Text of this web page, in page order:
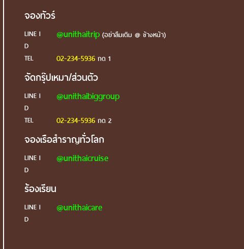
จองทัวร์
LINE I
D
@unithaitrip(อย่าลืมเติม @ ข้างหน้า)
TEL 02-234-5936กด 1
จัดกรุ๊ปเหมา/ส่วนตัว
LINE I
D
@unithaibiggroup
TEL 02-234-5936กด 2
จองเรือสำราญทั่วโลก
LINE I
D
@unithaicruise
ร้องเรียน
LINE I
D
@unithaicare